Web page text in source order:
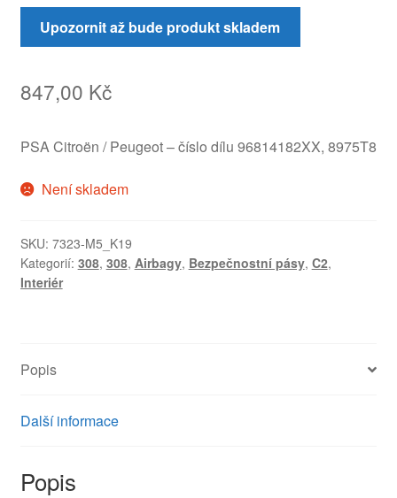
Upozornit až bude produkt skladem
847,00 Kč
PSA Citroën / Peugeot – číslo dílu 96814182XX, 8975T8
Není skladem
SKU: 7323-M5_K19
Kategorií: 308, 308, Airbagy, Bezpečnostní pásy, C2,
Interiér
Popis
Další informace
Popis